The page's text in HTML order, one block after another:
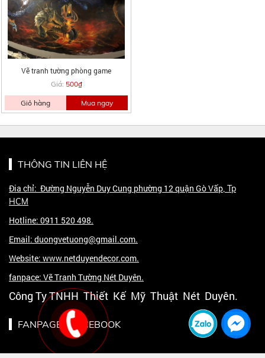
Vẽ tranh tường phòng game
Giá: 500₫
Giỏ hàng Mua ngay
THÔNG TIN LIÊN HỆ
Đia chỉ: Đường Nguyễn Duy Cung phường 12 quận Gò Vấp, Tp
HCM
Hotline: 0911 520 498.
Email: duongvetuong@gmail.com.
Website: www.netduyendecor.com.
fanpace: Vẽ Tranh Tường Nét Duyên.
Công Ty TNHH Thiết Kế Mỹ Thuật Nét Duyên.
FANPAGE - FACEBOOK